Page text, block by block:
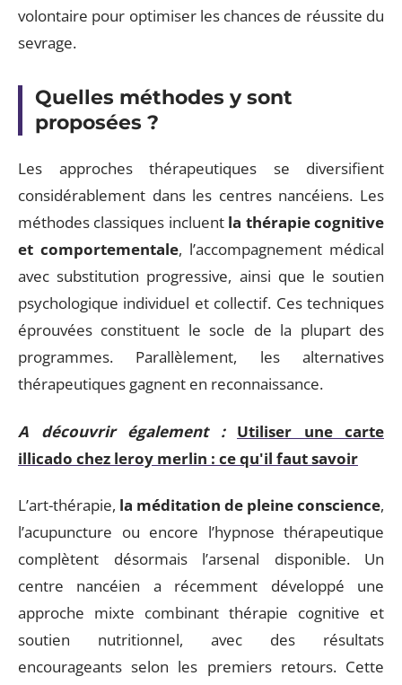
volontaire pour optimiser les chances de réussite du
sevrage.
Quelles méthodes y sont
proposées ?
Les approches thérapeutiques se diversifient
considérablement dans les centres nancéiens. Les
méthodes classiques incluentla thérapie cognitive
et comportementale, l’accompagnement médical
avec substitution progressive, ainsi que le soutien
psychologique individuel et collectif. Ces techniques
éprouvées constituent le socle de la plupart des
programmes. Parallèlement, les alternatives
thérapeutiques gagnent en reconnaissance.
A découvrir également :
Utiliser une carte
illicado chez leroy merlin : ce qu'il faut savoir
L’art-thérapie, la méditation de pleine conscience,
l’acupuncture ou encore l’hypnose thérapeutique
complètent désormais l’arsenal disponible. Un
centre nancéien a récemment développé une
approche mixte combinant thérapie cognitive et
soutien nutritionnel, avec des résultats
encourageants selon les premiers retours. Cette